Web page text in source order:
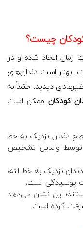
چیست؟
زمان ایجاد شده و در
بهتر است دندان‌های
دیدید، حتماً به
کودکان ممکن است
دندان نزدیک به خط
توسط والدین تشخیص
نزدیک به خط لثه؛
پوسیدگی است.
این نشان می‌دهد
کرده است.